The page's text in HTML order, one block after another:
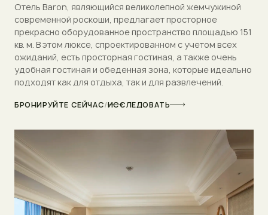
Отель Baron, являющийся великолепной жемчужиной
современной роскоши, предлагает просторное
прекрасно оборудованное пространство площадью 151
кв. м. В этом люксе, спроектированном с учетом всех
ожиданий, есть просторная гостиная, а также очень
удобная гостиная и обеденная зона, которые идеально
подходят как для отдыха, так и для развлечений.
БРОНИРУЙТЕ СЕЙЧАС/ИССЛЕДОВАТЬ